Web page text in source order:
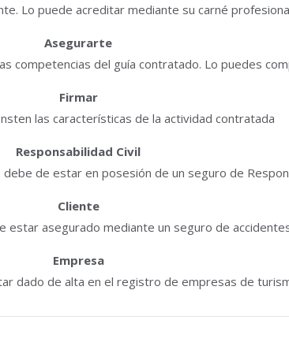
Lo puede acreditar mediante su carné
Asegurarte
competencias del guía contratado. Lo puedes
Firmar
las características de la actividad contratada
Responsabilidad Civil
de estar en posesión de un seguro de
Cliente
estar asegurado mediante un seguro de
Empresa
dado de alta en el registro de empresas de